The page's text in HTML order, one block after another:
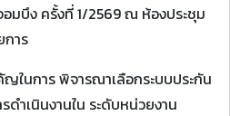
มบึง ครั้งที่ 1/2569 ณ ห้องประชุม
การ
ญในการ พิจารณาเลือกระบบประกัน
ำเนินงานใน ระดับหน่วยงาน